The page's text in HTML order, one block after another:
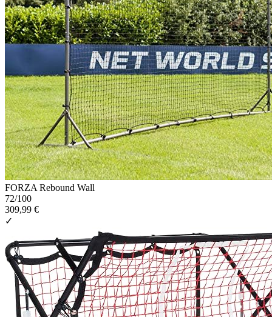
FORZA Rebound Wall
72/100
309,99 €
✓